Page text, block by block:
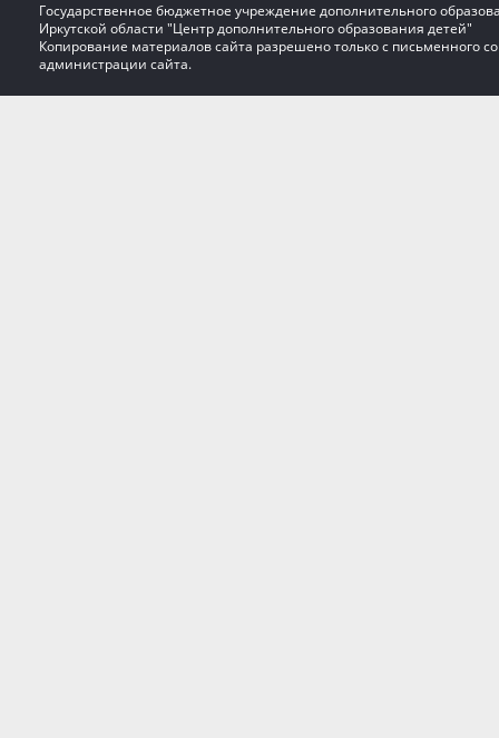
Государственное бюджетное учреждение дополнительного
Иркутской области "Центр дополнительного образования детей"
Копирование материалов сайта разрешено только с письменного
администрации сайта.